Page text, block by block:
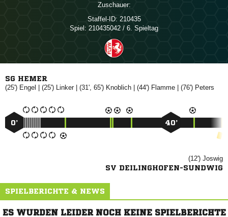
Zuschauer:
Staffel-ID: 210435
Spiel: 210435042 / 6. Spieltag
SG HEMER
(25')  | (25') | (31', 65')  | (44')  | (76') 
0’ 40’
(12') 
SV DEILINGHOFEN-SUNDWIG
SPIELBERICHTE & NEWS
ES WURDEN LEIDER NOCH KEINE SPIELBERICHTE